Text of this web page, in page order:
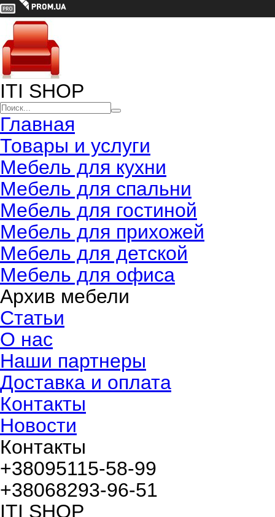
ITI SHOP
Главная
Товары и услуги
Мебель для кухни
Мебель для спальни
Мебель для гостиной
Мебель для прихожей
Мебель для детской
Мебель для офиса
Архив мебели
Статьи
О нас
Наши партнеры
Доставка и оплата
Контакты
Новости
Контакты
+38095115-58-99
+38068293-96-51
ITI SHOP